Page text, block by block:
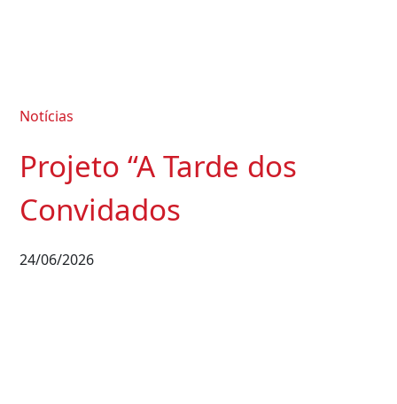
Notícias
Projeto “A Tarde dos
Convidados
24/06/2026